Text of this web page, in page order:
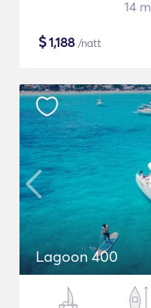
14 m
$1,188 /natt
Lagoon 400